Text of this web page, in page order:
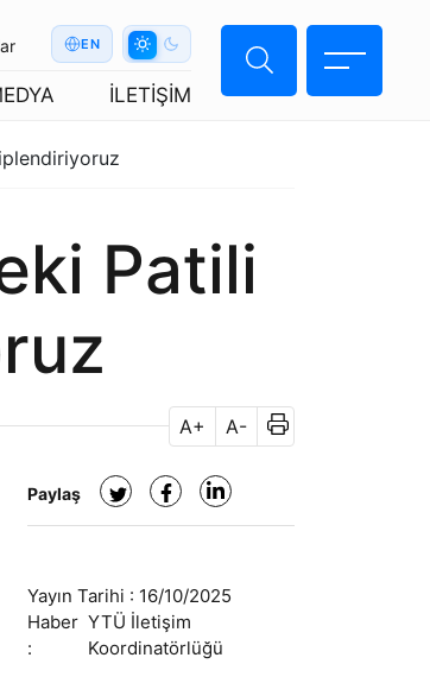
EN
İLETİŞİM
Patili
A+ A-
Paylaş
Yayın Tarihi : 16/10/2025
Haber
:
YTÜ İletişim
Koordinatörlüğü